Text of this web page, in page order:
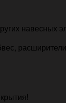
навесных